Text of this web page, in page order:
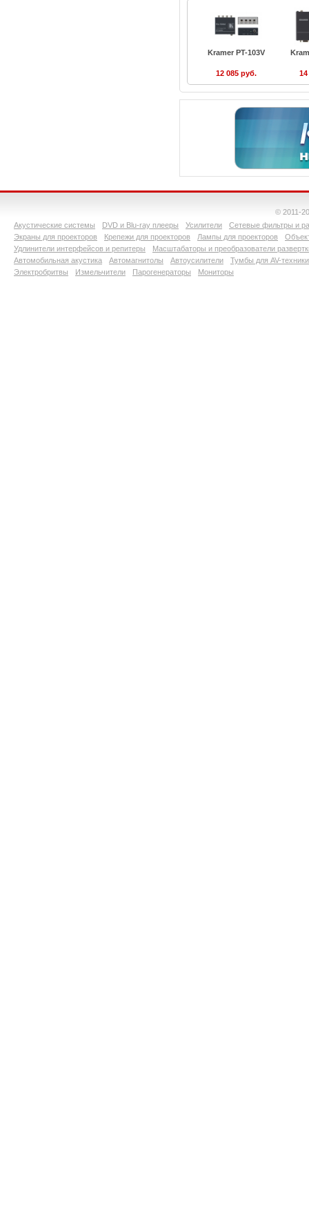
Kramer PT-103V
12 085 руб.
© 2011-
Акустические системы
DVD и Blu-ray плееры Усилители
Сетевые фильтры и
Экраны для проекторов
Крепежи для проекторов Лампы для проекторов
Удлинители интерфейсов и репитеры
Масштабаторы и преобразователи
Автомобильная акустика
Автомагнитолы Автоусилители
Тумбы для AV-техники
Электробритвы
Измельчители Парогенераторы Мониторы